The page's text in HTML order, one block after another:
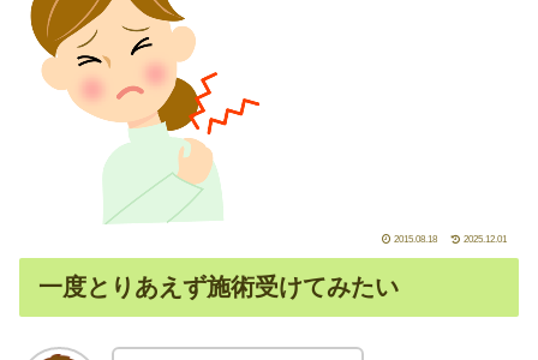
2015.08.18 2025.12.01
一度とりあえず施術受けてみたい